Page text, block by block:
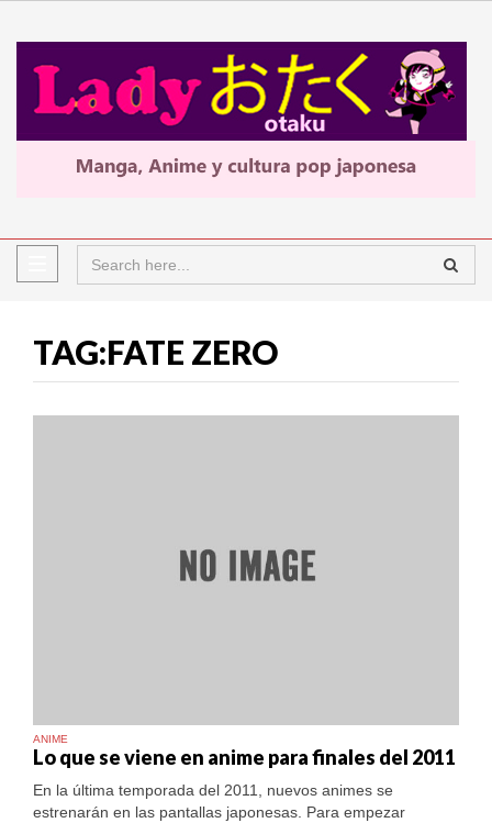
TAG:FATE ZERO
ANIME
Lo que se viene en anime para finales del 2011
En la última temporada del 2011, nuevos animes se
estrenarán en las pantallas japonesas. Para empezar